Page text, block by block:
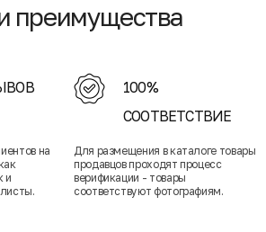
преимущества
на
и
100%
СООТВЕТСТВИЕ
Для размещения в каталоге товары
продавцов проходят процесс
верификации - товары
соответствуют фотографиям.